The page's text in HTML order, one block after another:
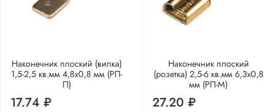
Наконечник плоский (вилка)
1,5-2,5 кв.мм 4,8х0,8 мм (РП-
П)
17.74 ₽
Наконечник плоский
(розетка) 2,5-6 кв.мм 6,3х0,8
мм (РП-М)
27.20 ₽